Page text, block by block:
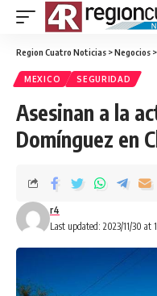
Region Cuatro Noticias >Negocios >
MEXICO SEGURIDAD
Asesinan a la
Domínguez en
Last updated: 2023/11/30 at
r4